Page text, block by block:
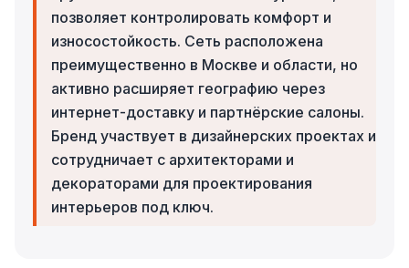
позволяет контролировать комфорт и
износостойкость. Сеть расположена
преимущественно в Москве и области, но
активно расширяет географию через
интернет-доставку и партнёрские салоны.
Бренд участвует в дизайнерских проектах и
сотрудничает с архитекторами и
декораторами для проектирования
интерьеров под ключ.